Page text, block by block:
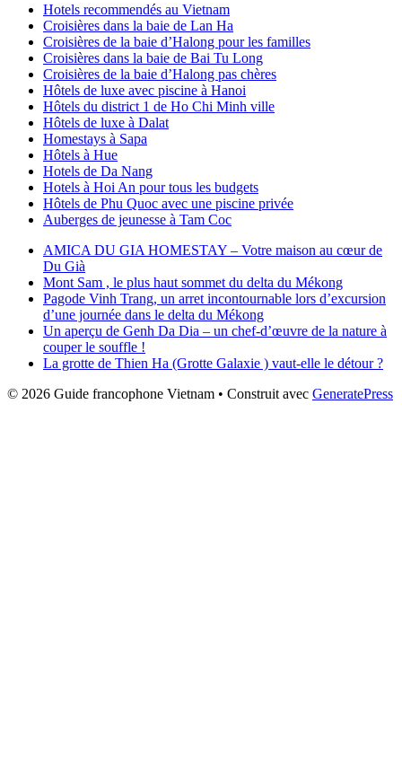
Hotels recommendés au Vietnam
Croisières dans la baie de Lan Ha
Croisières de la baie d’Halong pour les familles
Croisières dans la baie de Bai Tu Long
Croisières de la baie d’Halong pas chères
Hôtels de luxe avec piscine à Hanoi
Hôtels du district 1 de Ho Chi Minh ville
Hôtels de luxe à Dalat
Homestays à Sapa
Hôtels à Hue
Hotels de Da Nang
Hotels à Hoi An pour tous les budgets
Hôtels de Phu Quoc avec une piscine privée
Auberges de jeunesse à Tam Coc
AMICA DU GIA HOMESTAY – Votre maison au cœur de
Du Già
Mont Sam , le plus haut sommet du delta du Mékong
Pagode Vinh Trang, un arret incontournable lors d’excursion
d’une journée dans le delta du Mékong
Un aperçu de Genh Da Dia – un chef-d’œuvre de la nature à
couper le souffle !
La grotte de Thien Ha (Grotte Galaxie ) vaut-elle le détour ?
© 2026 Guide francophone Vietnam • Construit avec GeneratePress